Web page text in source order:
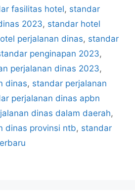
fasilitas hotel, standar
2023, standar hotel
perjalanan dinas, standar
penginapan 2023,
perjalanan dinas 2023,
dinas, standar perjalanan
perjalanan dinas apbn
dinas dalam daerah,
dinas provinsi ntb, standar